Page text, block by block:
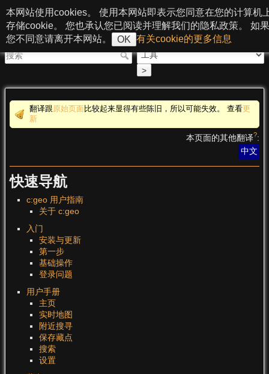
跳至内容
c:geo User Guide
>
翻译跟 原始页面比较起来显得有些陈旧，所以可能失效。 查看更
新
本页面的其他翻译?:
中文
快速导航
c:geo 用户指南
关于 c:geo
入门
安装与更新
第一步
基础操作
登录问题
用户手册
主页
实时地图
附近搜寻
保存藏点
搜索
设置
本网站使用cookies。 使用本网站即表示您同意在您的计算机
存储cookie。 您也承认您已阅读并理解我们的隐私政策。 如果
您不同意请离开本网站。
OK 有关cookie的更多信息